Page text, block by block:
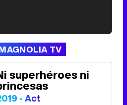
TV
superhéroes ni
- Act